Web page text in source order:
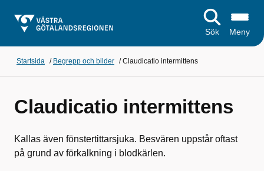
Sök Meny
Startsida / Begrepp och bilder /Claudicatio intermittens
Claudicatio intermittens
Kallas även fönstertittarsjuka. Besvären uppstår oftast
på grund av förkalkning i blodkärlen.